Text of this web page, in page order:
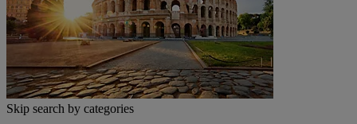
Skip search by categories